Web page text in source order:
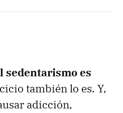
sedentarismo es
también lo es. Y,
adicción,